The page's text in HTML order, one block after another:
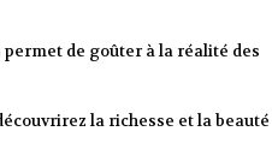
permet de goûter à la réalité des
la richesse et la beauté